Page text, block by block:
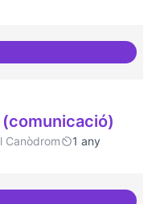
i re-avaluació
Canòdrom
1 any